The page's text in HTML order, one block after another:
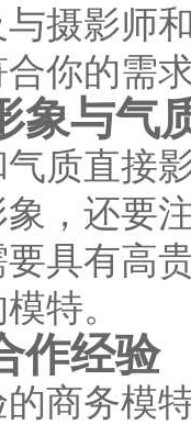
摄影师
你的需
象与气
质直接
，还要
具有高
特。
作经验
商务模